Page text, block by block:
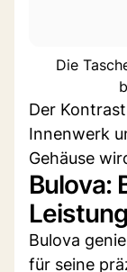
Die
Der
Innenwerk
Gehäuse
Bulova:
Bulova
für seine